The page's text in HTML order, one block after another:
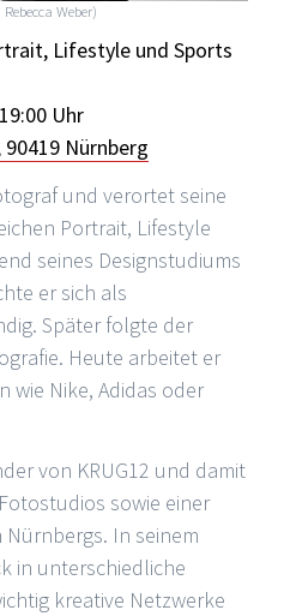
Weber)
Lifestyle und Sports
Uhr
Nürnberg
und verortet seine
Portrait, Lifestyle
seines Designstudiums
er sich als
Später folgte der
Heute arbeitet er
wie Nike, Adidas oder
von KRUG12 und damit
sowie einer
In seinem
in unterschiedliche
kreative Netzwerke